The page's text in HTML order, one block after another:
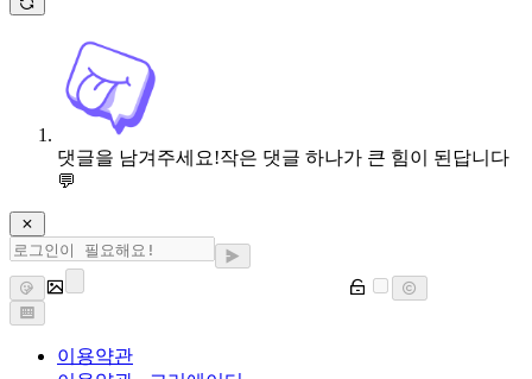
댓글을 남겨주세요!작은 댓글 하나가 큰 힘이 된답니다
💬
이용약관